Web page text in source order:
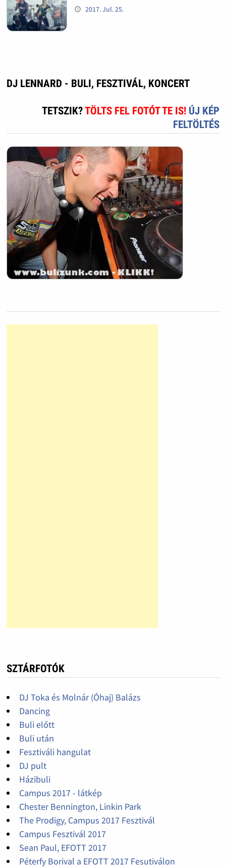
2017. Jul. 25.
DJ LENNARD - BULI, FESZTIVÁL, KONCERT
TETSZIK?TÖLTS FEL FOTÓT TE IS! ÚJ KÉP
FELTÖLTÉS
SZTÁRFOTÓK
DJ Toka és Molnár (Óhaj) Balázs
Dancing
Buli előtt
Buli után
Fesztiváli hangulat
DJ pult
Házibuli
Campus 2017 - látkép
Chester Bennington, Linkin Park
The Prodigy, Campus 2017 Fesztivál
Campus Fesztivál 2017
Sean Paul, EFOTT 2017
Péterfy Borival a EFOTT 2017 Fesutiválon